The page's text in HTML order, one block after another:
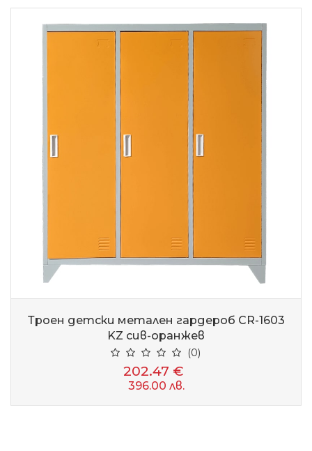
Троен детски метален гардероб CR-1603
KZ сив-оранжев
(0)
202.47 €
396.00 лв.